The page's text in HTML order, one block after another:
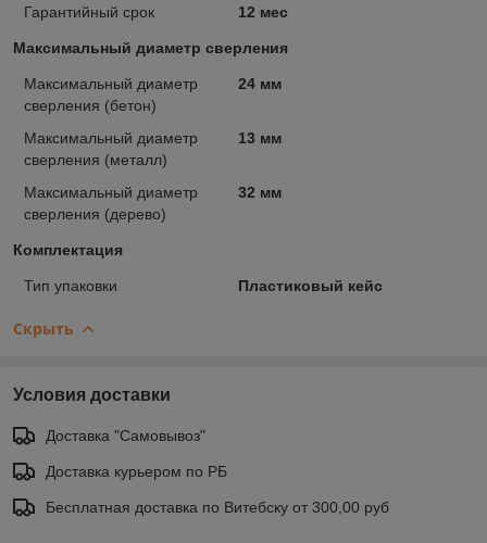
Гарантийный срок 12 мес
Максимальный диаметр сверления
Максимальный диаметр
сверления (бетон)
24 мм
Максимальный диаметр
сверления (металл)
13 мм
Максимальный диаметр
сверления (дерево)
32 мм
Комплектация
Тип упаковки Пластиковый кейс
Скрыть
Условия доставки
Доставка "Самовывоз"
Доставка курьером по РБ
Бесплатная доставка по Витебску от 300,00 руб